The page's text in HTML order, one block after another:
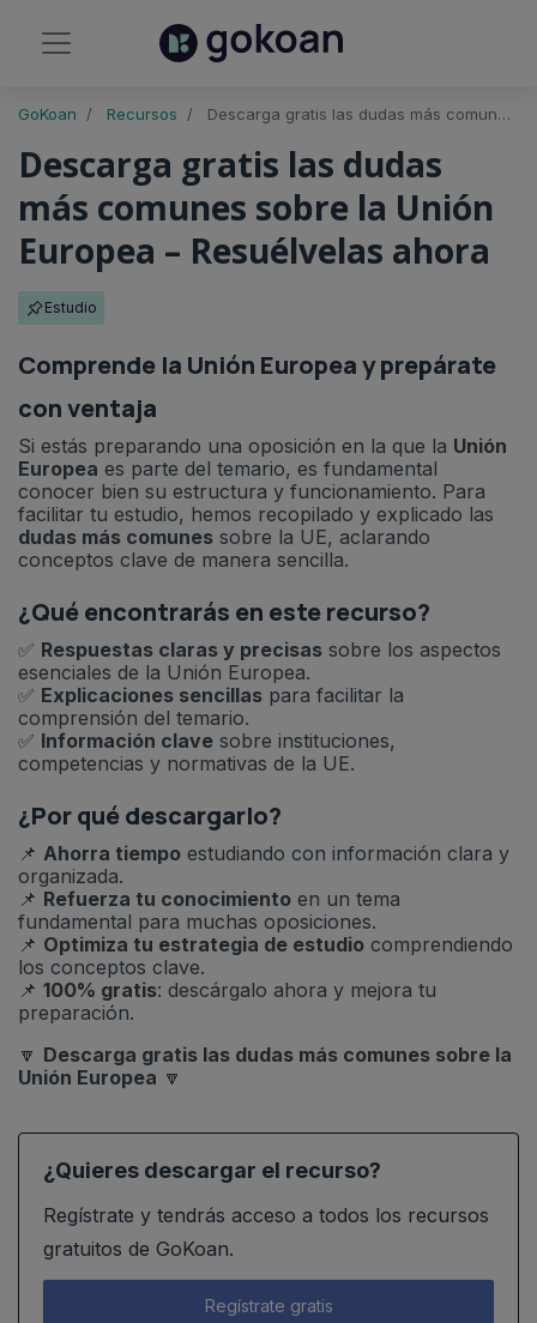
GoKoan Recursos Descarga gratis las dudas más comunes sobre la Unión Europea
Descarga gratis las dudas
más comunes sobre la Unión
Europea – Resuélvelas ahora
Estudio
Comprende la Unión Europea y prepárate
con ventaja
Si estás preparando una oposición en la que la Unión
Europea es parte del temario, es fundamental
conocer bien su estructura y funcionamiento. Para
facilitar tu estudio, hemos recopilado y explicado las
dudas más comunes sobre la UE, aclarando
conceptos clave de manera sencilla.
¿Qué encontrarás en este recurso?
✅ Respuestas claras y precisas sobre los aspectos
esenciales de la Unión Europea.
✅ Explicaciones sencillas para facilitar la
comprensión del temario.
✅ Información clave sobre instituciones,
competencias y normativas de la UE.
¿Por qué descargarlo?
📌 Ahorra tiempo estudiando con información clara y
organizada.
📌 Refuerza tu conocimiento en un tema
fundamental para muchas oposiciones.
📌 Optimiza tu estrategia de estudio comprendiendo
los conceptos clave.
📌 100% gratis: descárgalo ahora y mejora tu
preparación.
🔽 Descarga gratis las dudas más comunes sobre la
Unión Europea 🔽
¿Quieres descargar el recurso?
Regístrate y tendrás acceso a todos los recursos
gratuitos de GoKoan.
Regístrate gratis